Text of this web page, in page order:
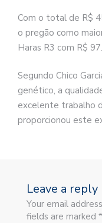
Com o total de R$
o pregão como
Haras R3 com R$
Segundo Chico
genético, a
excelente trabalho
proporcionou este
Leave a reply
Your email
fields are marked *